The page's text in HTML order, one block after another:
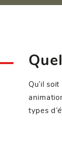
Qu’il
types